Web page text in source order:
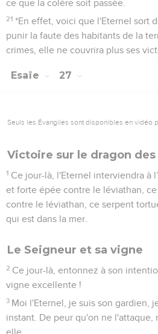
ce que la colère soit passée.
21 *En effet, voici que l'Eternel sort
punir la faute des habitants de la
crimes, elle ne couvrira plus ses
Esaïe 27
Seuls les Évangiles sont disponibles en vidéo
Victoire sur le dragon
1 Ce jour-là, l'Eternel interviendra à
et forte épée contre le léviathan, ce
contre le léviathan, ce serpent
qui est dans la mer.
Le Seigneur et sa vigne
2 Ce jour-là, entonnez à son
vigne excellente !
3 Moi l'Eternel, je suis son gardien,
instant. De peur qu'on ne
elle.